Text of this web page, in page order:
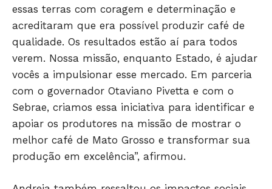
POLÍCIA
ESPORTES
ECONOMIA
OPINIÃO
GERAL
EDUCAÇÃO
AGRONOTÍCIAS
ÚLTIMAS NOTÍCIAS
essas terras com coragem e determinação e
acreditaram que era possível produzir café de
qualidade. Os resultados estão aí para todos
verem. Nossa missão, enquanto Estado, é ajudar
vocês a impulsionar esse mercado. Em parceria
com o governador Otaviano Pivetta e com o
Sebrae, criamos essa iniciativa para identificar e
apoiar os produtores na missão de mostrar o
melhor café de Mato Grosso e transformar sua
produção em excelência”, afirmou.